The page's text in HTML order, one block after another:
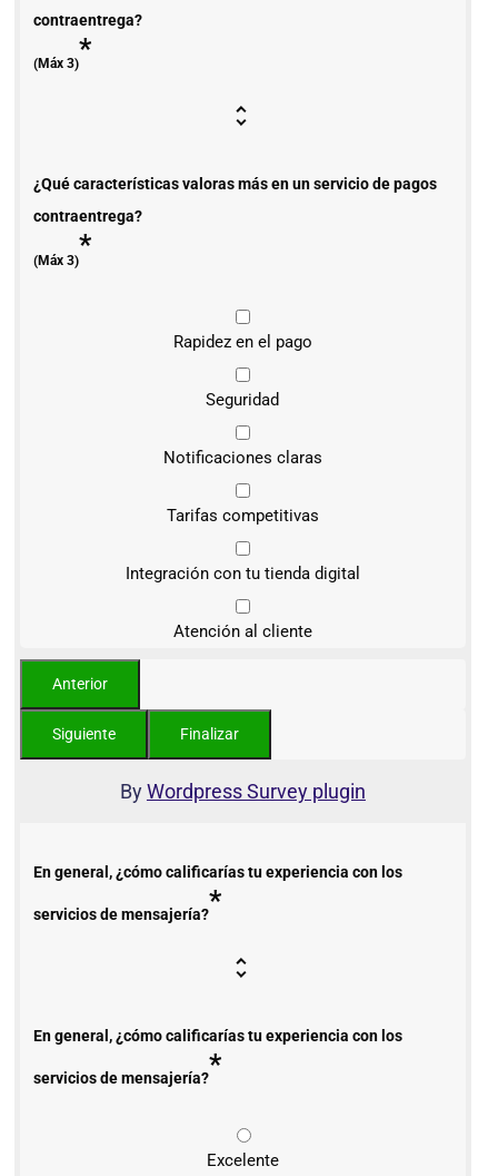
contraentrega?
(Máx 3)*
¿Qué características valoras más en un servicio de pagos
contraentrega?
(Máx 3)*
Rapidez en el pago
Seguridad
Notificaciones claras
Tarifas competitivas
Integración con tu tienda digital
Atención al cliente
ByWordpress Survey plugin
En general, ¿cómo calificarías tu experiencia con los
servicios de mensajería?*
En general, ¿cómo calificarías tu experiencia con los
servicios de mensajería?*
Excelente